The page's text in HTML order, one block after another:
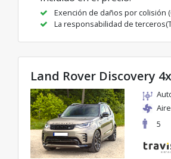
Exención de daños por colisión
La responsabilidad de
Land Rover Discovery
5